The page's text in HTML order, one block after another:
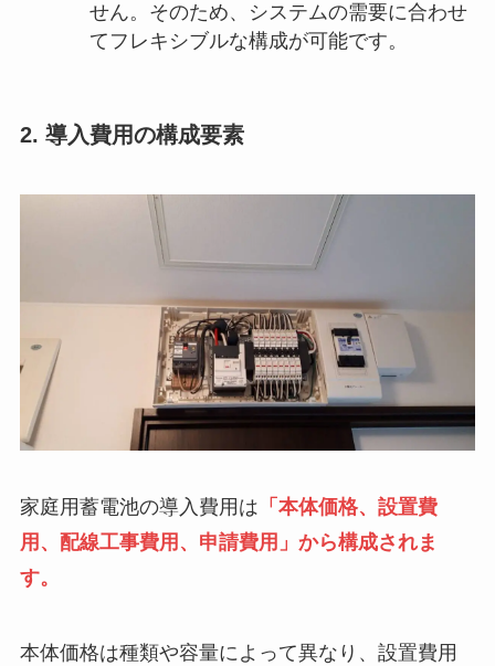
せん。そのため、システムの需要に合わせ
てフレキシブルな構成が可能です。
2. 導入費用の構成要素
家庭用蓄電池の導入費用は 「本体価格、設置費
用、配線工事費用、申請費用」から構成されま
す。
本体価格は種類や容量によって異なり、設置費用